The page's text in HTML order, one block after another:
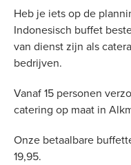
Heb je iets op de
Indonesisch buffet
van dienst zijn als
bedrijven.
Vanaf 15 personen
catering op maat in
Onze betaalbare
19,95.